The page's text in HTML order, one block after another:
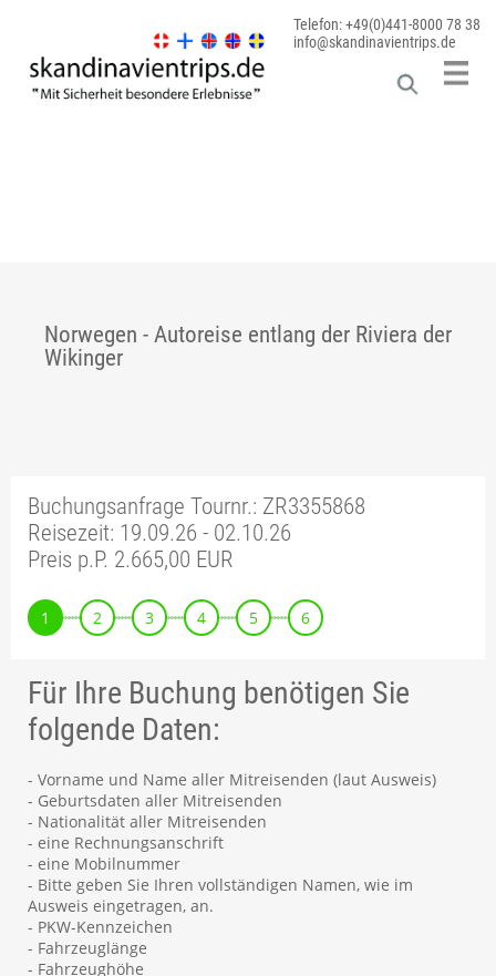
Telefon: +49(0)441-8000 78 38
info@skandinavientrips.de
Norwegen - Autoreise entlang der Riviera der
Wikinger
Buchungsanfrage Tournr.: ZR3355868
Reisezeit: 19.09.26 - 02.10.26
Preis p.P. 2.665,00 EUR
1 2 3 4 5 6
Für Ihre Buchung benötigen Sie
folgende Daten:
- Vorname und Name aller Mitreisenden (laut Ausweis)
- Geburtsdaten aller Mitreisenden
- Nationalität aller Mitreisenden
- eine Rechnungsanschrift
- eine Mobilnummer
- Bitte geben Sie Ihren vollständigen Namen, wie im
Ausweis eingetragen, an.
- PKW-Kennzeichen
- Fahrzeuglänge
- Fahrzeughöhe